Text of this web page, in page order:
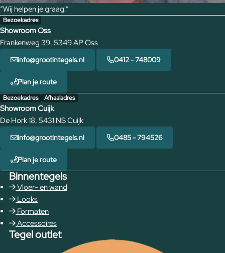
“Wij helpen je graag!”
Bezoekadres
Showroom Oss
Frankenweg 39, 5349 AP Oss
info@grootintegels.nl 0412 - 748009
Plan je route
Bezoekadres Afhaaladres
Showroom Cuijk
De Hork 18, 5431 NS Cuijk
info@grootintegels.nl 0485 - 794526
Plan je route
Binnentegels
Vloer- en wand
Looks
Formaten
Accessoires
Tegel outlet